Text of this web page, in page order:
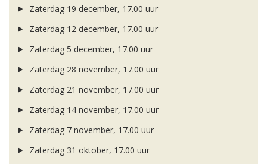
Zaterdag 19 december, 17.00 uur
Zaterdag 12 december, 17.00 uur
Zaterdag 5 december, 17.00 uur
Zaterdag 28 november, 17.00 uur
Zaterdag 21 november, 17.00 uur
Zaterdag 14 november, 17.00 uur
Zaterdag 7 november, 17.00 uur
Zaterdag 31 oktober, 17.00 uur